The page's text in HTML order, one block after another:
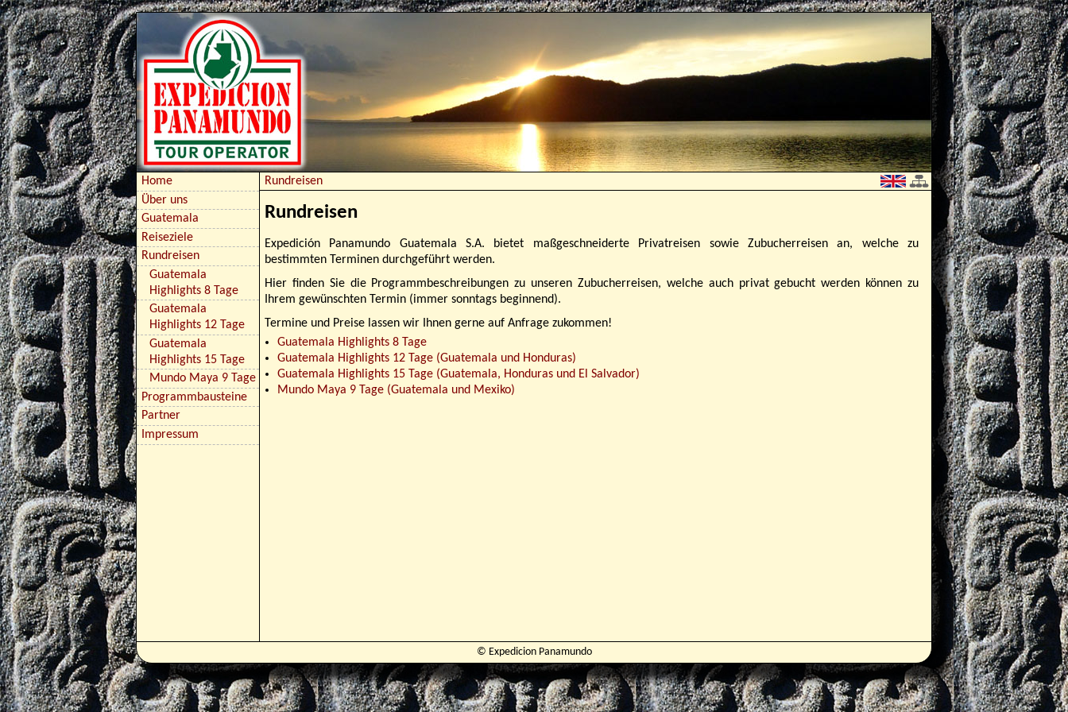
Home
Über uns
Guatemala
Reiseziele
Rundreisen
Guatemala
Highlights 8 Tage
Guatemala
Highlights 12 Tage
Guatemala
Highlights 15 Tage
Mundo Maya 9 Tage
Programmbausteine
Partner
Impressum
Rundreisen
Rundreisen
Expedición Panamundo Guatemala S.A. bietet maßgeschneiderte Privatreisen sowie Zubucherreisen an, welche zu
bestimmten Terminen durchgeführt werden.
Hier finden Sie die Programmbeschreibungen zu unseren Zubucherreisen, welche auch privat gebucht werden können zu
Ihrem gewünschten Termin (immer sonntags beginnend).
Termine und Preise lassen wir Ihnen gerne auf Anfrage zukommen!
Guatemala Highlights 8 Tage
Guatemala Highlights 12 Tage (Guatemala und Honduras)
Guatemala Highlights 15 Tage (Guatemala, Honduras und El Salvador)
Mundo Maya 9 Tage (Guatemala und Mexiko)
© Expedicion Panamundo